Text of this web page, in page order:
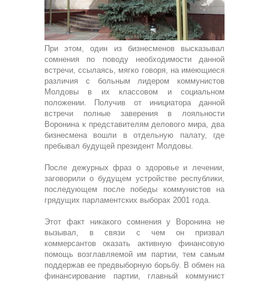
При этом, один из бизнесменов высказывал
сомнения по поводу необходимости данной
встречи, ссылаясь, мягко говоря, на имеющиеся
различия с больным лидером коммунистов
Молдовы в их классовом и социальном
положении. Получив от инициатора данной
встречи полные заверения в лояльности
Воронина к представителям делового мира, два
бизнесмена вошли в отдельную палату, где
пребывал будущей президент Молдовы.
После дежурных фраз о здоровье и лечении,
заговорили о будущем устройстве республики,
последующем после победы коммунистов на
грядущих парламентских выборах 2001 года.
Этот факт никакого сомнения у Воронина не
вызывал, в связи с чем он призвал
коммерсантов оказать активную финансовую
помощь возглавляемой им партии, тем самым
поддержав ее предвыборную борьбу. В обмен на
финансирование партии, главный коммунист